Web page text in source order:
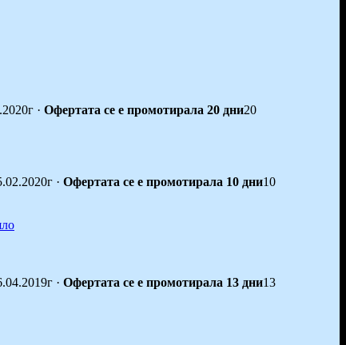
· Офертата се е промотирала 20 дни20
· Офертата се е промотирала 10 дни10
· Офертата се е промотирала 13 дни13